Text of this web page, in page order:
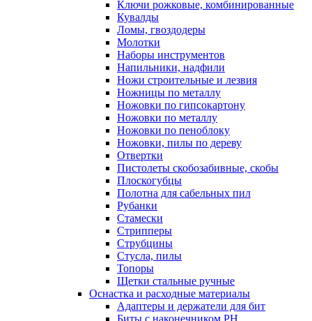
Ключи рожковые, комбинированные
Кувалды
Ломы, гвоздодеры
Молотки
Наборы инструментов
Напильники, надфили
Ножи строительные и лезвия
Ножницы по металлу
Ножовки по гипсокартону
Ножовки по металлу
Ножовки по пеноблоку
Ножовки, пилы по дереву
Отвертки
Пистолеты скобозабивные, скобы
Плоскогубцы
Полотна для сабельных пил
Рубанки
Стамески
Стрипперы
Струбцины
Стусла, пилы
Топоры
Щетки стальные ручные
Оснастка и расходные материалы
Адаптеры и держатели для бит
Биты с наконечником PH